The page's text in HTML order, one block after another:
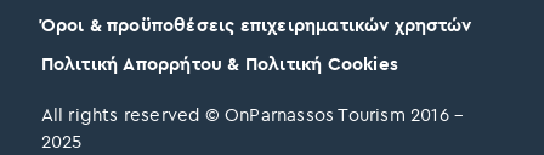
All rights reserved © OnParnassos Tourism 2016 –
2025
Όροι & προϋποθέσεις επιχειρηματικών χρηστών
Πολιτική Απορρήτου & Πολιτική Cookies